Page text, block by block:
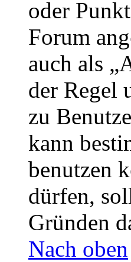
oder
Forum
auch als
der Regel
zu
kann
benutzen
dürfen,
Gründen
Nach oben